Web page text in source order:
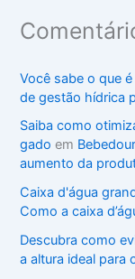
Você sabe o que
de gestão hídrica
Saiba como
gado em
aumento da
Caixa d'água
Como a caixa
Descubra como
a altura ideal para